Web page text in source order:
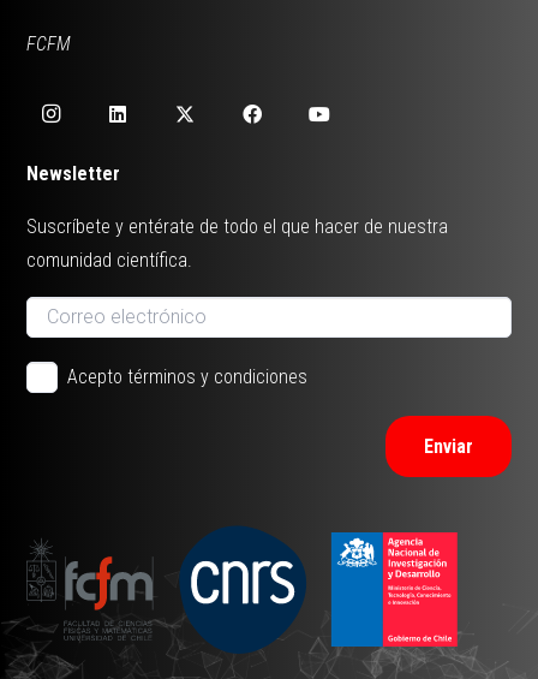
FCFM
Newsletter
Suscríbete y entérate de todo el que hacer de nuestra
comunidad científica.
Acepto términos y condiciones
Enviar